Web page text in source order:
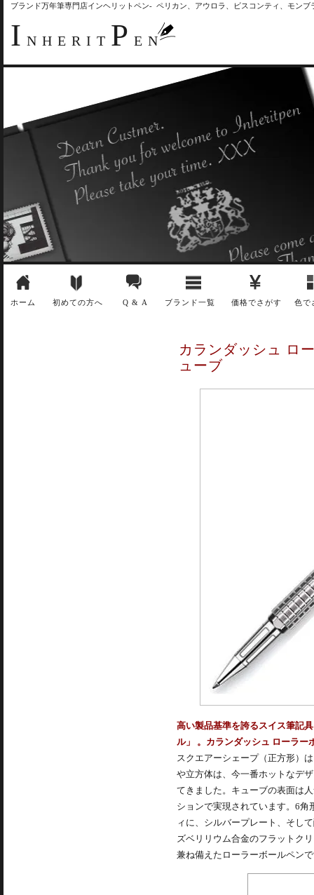
ブランド万年筆専門店インヘリットペン- ペリカン、アウロラ、ビスコンティ、モン
I NHERIT P EN
ホーム 初めての方へ Q & A ブランド一覧 価格でさがす 色で
カランダッシュ ロ
ューブ
高い製品基準を誇るスイス筆記
ル」 。カランダッシュ ローラ
スクエアーシェープ（正方形）
や立方体は、今一番ホットなデ
てきました。キューブの表面は
ションで実現されています。6
ィに、シルバープレート、そし
ズベリリウム合金のフラットク
兼ね備えた ローラーボールペン